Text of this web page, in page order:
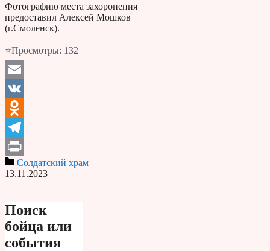
Фотографию места захоронения
предоставил Алексей Мошков
(г.Смоленск).
⭐Просмотры: 132
Email
VK
Odnoklassniki
Telegram
PrintСолдатский храм
13.11.2023
Поиск
бойца или
события